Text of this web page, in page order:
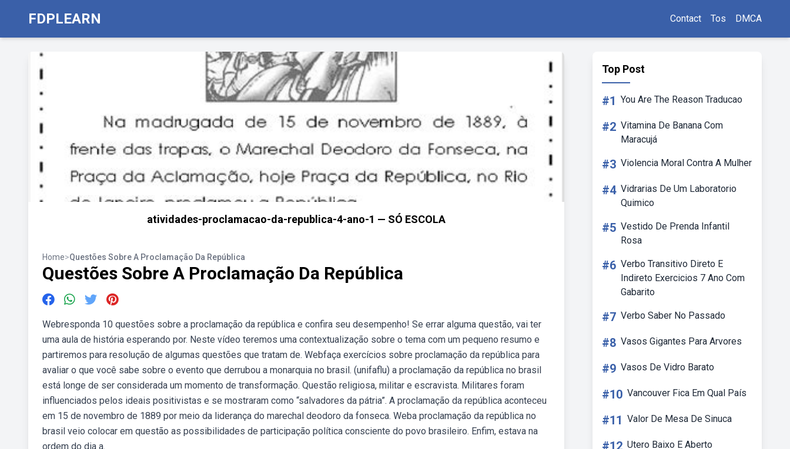
FDPLEARN Contact Tos DMCA
atividades-proclamacao-da-republica-4-ano-1 — SÓ ESCOLA
Home>Questões Sobre A Proclamação Da República
Questões Sobre A Proclamação Da República
Webresponda 10 questões sobre a proclamação da república e confira seu desempenho! Se errar alguma questão, vai ter
uma aula de história esperando por. Neste vídeo teremos uma contextualização sobre o tema com um pequeno resumo e
partiremos para resolução de algumas questões que tratam de. Webfaça exercícios sobre proclamação da república para
avaliar o que você sabe sobre o evento que derrubou a monarquia no brasil. (unifaflu) a proclamação da república no brasil
está longe de ser considerada um momento de transformação. Questão religiosa, militar e escravista. Militares foram
influenciados pelos ideais positivistas e se mostraram como “salvadores da pátria”. A proclamação da república aconteceu
em 15 de novembro de 1889 por meio da liderança do marechal deodoro da fonseca. Weba proclamação da república no
brasil veio colocar em questão as possibilidades de participação política consciente do povo brasileiro. Enfim, estava na
ordem do dia a.
Top Post
#1 You Are The Reason Traducao
#2 Vitamina De Banana Com
Maracujá
#3 Violencia Moral Contra A Mulher
#4 Vidrarias De Um Laboratorio
Quimico
#5 Vestido De Prenda Infantil
Rosa
#6 Verbo Transitivo Direto E
Indireto Exercicios 7 Ano Com
Gabarito
#7 Verbo Saber No Passado
#8 Vasos Gigantes Para Arvores
#9 Vasos De Vidro Barato
#10 Vancouver Fica Em Qual País
#11 Valor De Mesa De Sinuca
#12 Utero Baixo E Aberto